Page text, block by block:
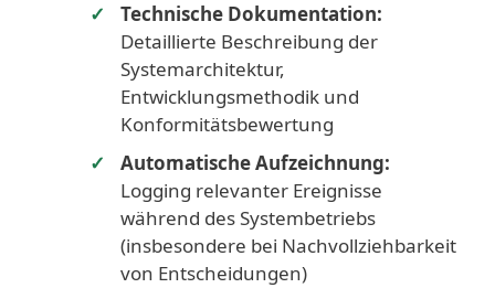
Technische Dokumentation:
Detaillierte Beschreibung der
Systemarchitektur,
Entwicklungsmethodik und
Konformitätsbewertung
Automatische Aufzeichnung:
Logging relevanter Ereignisse
während des Systembetriebs
(insbesondere bei Nachvollziehbarkeit
von Entscheidungen)